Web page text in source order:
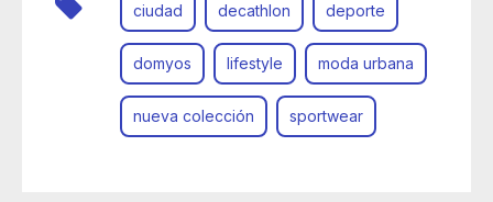
ciudad decathlon deporte
domyos lifestyle moda urbana
nueva colección sportwear